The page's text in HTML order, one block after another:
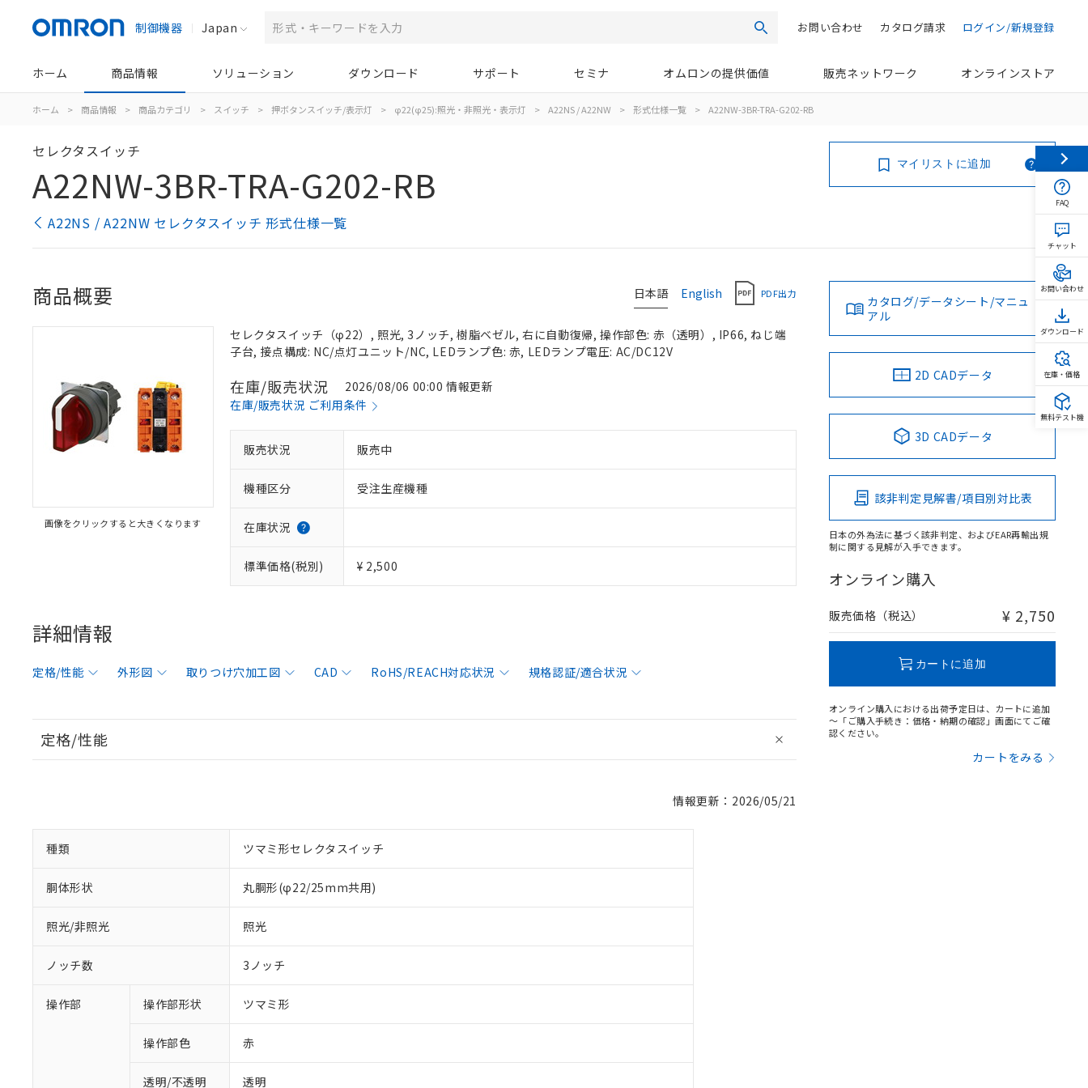
制御機器 Japan 検索 ログイン/新規登録
カタログ請求
お問い合わせ
ホーム 商品情報 ソリューション ダウンロード サポート セミナ オムロンの提供価値 販売ネットワーク オンラインストア
ホーム > 商品情報 > 商品カテゴリ > スイッチ > 押ボタンスイッチ/表示灯 > φ22(φ25):照光・非照光・表示灯 > A22NS / A22NW > 形式仕様一覧 > A22NW-3BR-TRA-G202-RB
セレクタスイッチ
A22NW-3BR-TRA-G202-RB
A22NS / A22NW セレクタスイッチ 形式仕様一覧
マイリストに追加
日本語 English PDF出力
商品概要
画像をクリックすると大きくなります
セレクタスイッチ（φ22）, 照光, 3ノッチ, 樹脂ベゼル, 右に自動復帰, 操作部色: 赤（透明）, IP66, ねじ端
子台, 接点構成: NC/点灯ユニット/NC, LEDランプ色: 赤, LEDランプ電圧: AC/DC12V
在庫/販売状況
2026/08/06 00:00 情報更新
在庫/販売状況 ご利用条件
販売状況 販売中
機種区分 受注生産機種
在庫状況
標準価格(税別) ¥ 2,500
詳細情報
定格/性能 外形図 取りつけ穴加工図 CAD RoHS/REACH対応状況 規格認証/適合状況
定格/性能
情報更新：2026/05/21
種類 ツマミ形セレクタスイッチ
胴体形状 丸胴形(φ22/25mm共用)
照光/非照光 照光
ノッチ数 3ノッチ
操作部 操作部形状 ツマミ形
操作部色 赤
透明/不透明 透明
カタログ/データシート/マニュ
アル
2D CADデータ
3D CADデータ
該非判定見解書/項目別対比表
日本の外為法に基づく該非判定、およびEAR再輸出規
制に関する見解が入手できます。
オンライン購入
販売価格（税込） ¥ 2,750
カートに追加
オンライン購入における出荷予定日は、カートに追加
～「ご購入手続き：価格・納期の確認」画面にてご確
認ください。
カートをみる
FAQ
チャット
お問い合わせ
ダウンロード
在庫・価格
無料テスト機